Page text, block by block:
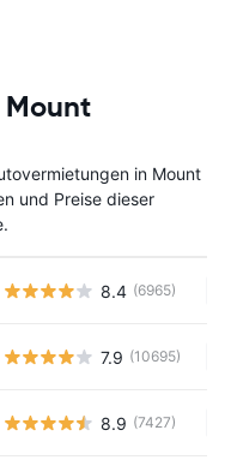
in Mount
und Preise dieser
8.4 (6965)
7.9 (10695)
8.9 (7427)